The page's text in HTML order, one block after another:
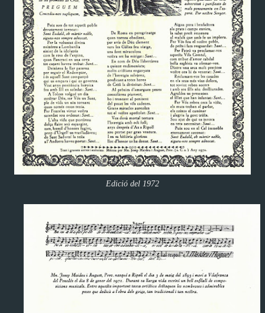
Edició del 1972